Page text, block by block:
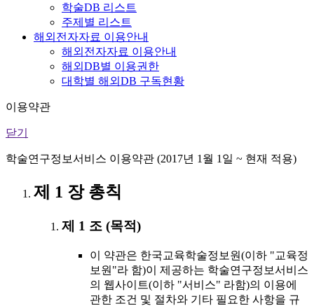
학술DB 리스트
주제별 리스트
해외전자자료 이용안내
해외전자자료 이용안내
해외DB별 이용권한
대학별 해외DB 구독현황
이용약관
닫기
학술연구정보서비스 이용약관 (2017년 1월 1일 ~ 현재 적용)
제 1 장 총칙
제 1 조 (목적)
이 약관은 한국교육학술정보원(이하 "교육정
보원"라 함)이 제공하는 학술연구정보서비스
의 웹사이트(이하 "서비스" 라함)의 이용에
관한 조건 및 절차와 기타 필요한 사항을 규